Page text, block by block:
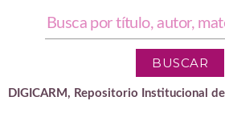
DIGICARM, Repositorio Institucional